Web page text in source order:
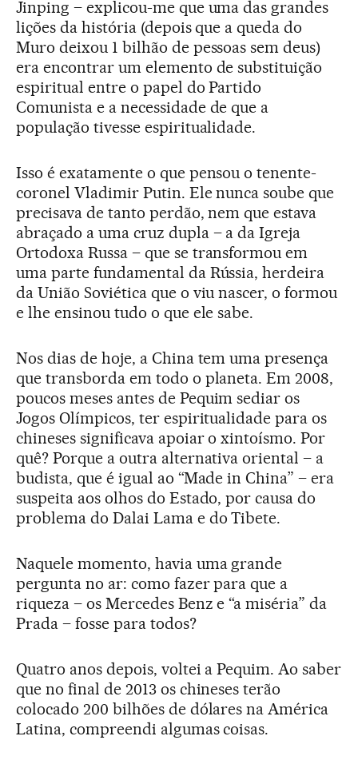
Jinping – explicou-me que uma das grandes
lições da história (depois que a queda do
Muro deixou 1 bilhão de pessoas sem deus)
era encontrar um elemento de substituição
espiritual entre o papel do Partido
Comunista e a necessidade de que a
população tivesse espiritualidade.
Isso é exatamente o que pensou o tenente-
coronel Vladimir Putin. Ele nunca soube que
precisava de tanto perdão, nem que estava
abraçado a uma cruz dupla – a da Igreja
Ortodoxa Russa – que se transformou em
uma parte fundamental da Rússia, herdeira
da União Soviética que o viu nascer, o formou
e lhe ensinou tudo o que ele sabe.
Nos dias de hoje, a China tem uma presença
que transborda em todo o planeta. Em 2008,
poucos meses antes de Pequim sediar os
Jogos Olímpicos, ter espiritualidade para os
chineses significava apoiar o xintoísmo. Por
quê? Porque a outra alternativa oriental – a
budista, que é igual ao “Made in China” – era
suspeita aos olhos do Estado, por causa do
problema do Dalai Lama e do Tibete.
Naquele momento, havia uma grande
pergunta no ar: como fazer para que a
riqueza – os Mercedes Benz e “a miséria” da
Prada – fosse para todos?
Quatro anos depois, voltei a Pequim. Ao saber
que no final de 2013 os chineses terão
colocado 200 bilhões de dólares na América
Latina, compreendi algumas coisas.